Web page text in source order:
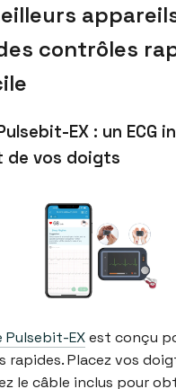
appareils
contrôles
EX : un ECG
de vos doigts
Pulsebit-EXest conçu
rapides. Placez vos
le câble inclus pour